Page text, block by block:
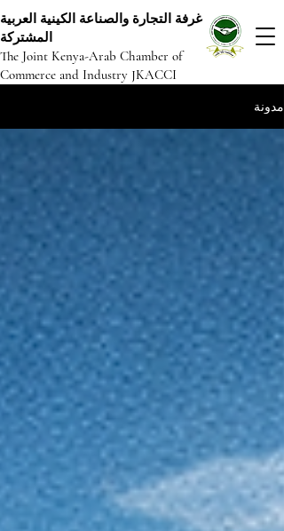
غرفة التجارة والصناعة الكينية العربية
المشتركة
The Joint Kenya-Arab Chamber of
Commerce and Industry JKACCI
مدونة